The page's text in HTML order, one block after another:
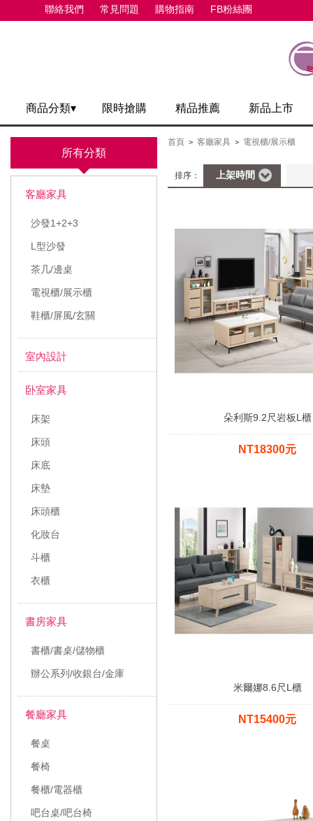
聯絡我們 常見問題 購物指南 FB粉絲團
商品分類▾ 限時搶購 精品推薦 新品上市
所有分類
客廳家具
沙發1+2+3
L型沙發
茶几/邊桌
電視櫃/展示櫃
鞋櫃/屏風/玄關
室內設計
卧室家具
床架
床頭
床底
床墊
床頭櫃
化妝台
斗櫃
衣櫃
書房家具
書櫃/書桌/儲物櫃
辦公系列/收銀台/金庫
餐廳家具
餐桌
餐椅
餐櫃/電器櫃
吧台桌/吧台椅
首頁 > 客廳家具 > 電視櫃/展示櫃
排序： 上架時間
朵利斯9.2尺岩板L櫃
NT18300元
米爾娜8.6尺L櫃
NT15400元